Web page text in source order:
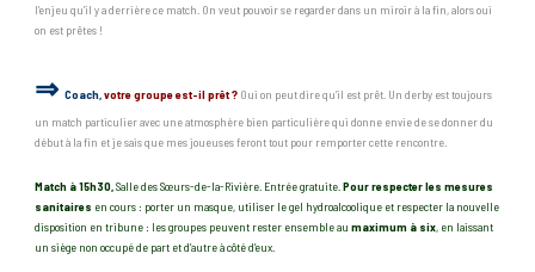
l’enjeu qu’il y a derrière ce match. On veut pouvoir se regarder dans un miroir à la fin, alors oui
on est prêtes !
⇒ Coach,votre groupe est-il prêt ? Oui on peut dire qu’il est prêt. Un derby est toujours
un match particulier avec une atmosphère bien particulière qui donne envie de se donner du
début à la fin et je sais que mes joueuses feront tout pour remporter cette rencontre.
Match à 15h30,Salle des Sœurs-de-la-Rivière. Entrée gratuite. Pour respecter les mesures
sanitaires en cours : porter un masque, utiliser le gel hydroalcoolique et respecter la nouvelle
disposition en tribune : les groupes peuvent rester ensemble au maximum à six, en laissant
un siège non occupé de part et d’autre à côté d’eux.